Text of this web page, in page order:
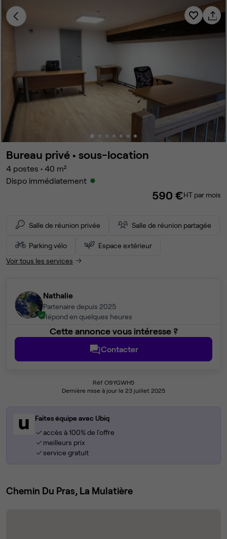
Bureau privé • sous-location
4 postes • 40 m²
Dispo immédiatement
590 €HT par mois
Salle de réunion privée Salle de réunion partagée
Parking vélo
Espace extérieur
Voir tous les services
Nathalie
Partenaire depuis 2025
Répond en quelques heures
Cette annonce vous intéresse ?
Contacter
Réf O9YGWH5
Dernière mise à jour le 23 juillet 2025
Faites équipe avec Ubiq
accès à 100% de l'offre
meilleurs prix
service gratuit
Chemin Du Pras, La Mulatière